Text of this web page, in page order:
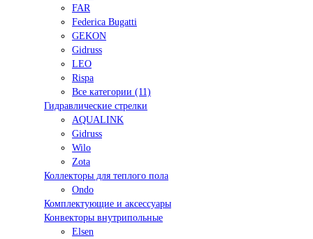
FAR
Federica Bugatti
GEKON
Gidruss
LEO
Rispa
Все категории (11)
Гидравлические стрелки
AQUALINK
Gidruss
Wilo
Zota
Коллекторы для теплого пола
Ondo
Комплектующие и аксессуары
Конвекторы внутрипольные
Elsen